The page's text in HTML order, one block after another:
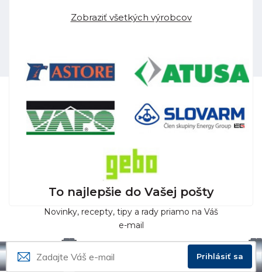
Zobraziť všetkých výrobcov
To najlepšie do Vašej pošty
Novinky, recepty, tipy a rady priamo na Váš
e-mail
Prihlásiť sa